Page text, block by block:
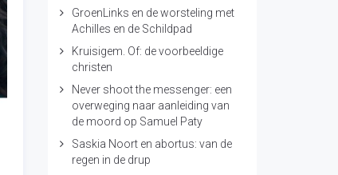
GroenLinks en de worsteling met
Achilles en de Schildpad
Kruisigem. Of: de voorbeeldige
christen
Never shoot the messenger: een
overweging naar aanleiding van
de moord op Samuel Paty
Saskia Noort en abortus: van de
regen in de drup